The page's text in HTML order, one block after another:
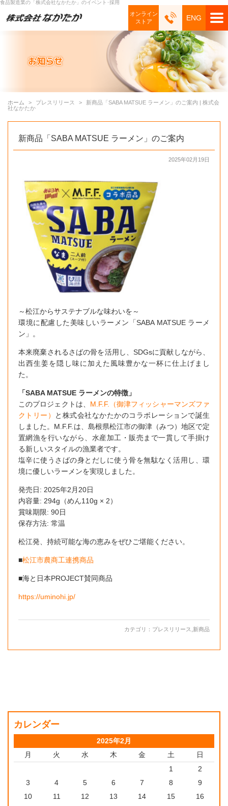
食品製造業の「株式会社なかたか」のイベント･採用
オンライン
ストア
ENG
ホーム プレスリリース
新商品「SABA MATSUE ラーメン」のご案内 | 株式会
社なかたか
新商品「SABA MATSUE ラーメン」のご案内
2025年02月19日
～松江からサステナブルな味わいを～
環境に配慮した美味しいラーメン「SABA MATSUE ラーメ
ン」。
本来廃棄されるさばの骨を活用し、SDGsに貢献しながら、
出西生姜を隠し味に加えた風味豊かな一杯に仕上げまし
た。
「SABA MATSUE ラーメンの特徴」
このプロジェクトは、 M.F.F.（御津フィッシャーマンズファ
クトリー） と株式会社なかたかのコラボレーションで誕生
しました。M.F.F.は、島根県松江市の御津（みつ）地区で定
置網漁を行いながら、水産加工・販売まで一貫して手掛け
る新しいスタイルの漁業者です。
塩辛に使うさばの身とだしに使う骨を無駄なく活用し、環
境に優しいラーメンを実現しました。
発売日: 2025年2月20日
内容量: 294g（めん110g × 2）
賞味期限: 90日
保存方法: 常温
松江発、持続可能な海の恵みをぜひご堪能ください。
■松江市農商工連携商品
■海と日本PROJECT賛同商品
https://uminohi.jp/
カテゴリ： プレスリリース 新商品
カレンダー
2025年2月
月
火 水 木 金 土 日
1
2
3
4 5 6 7 8
9
10
11 12 13 14 15
16